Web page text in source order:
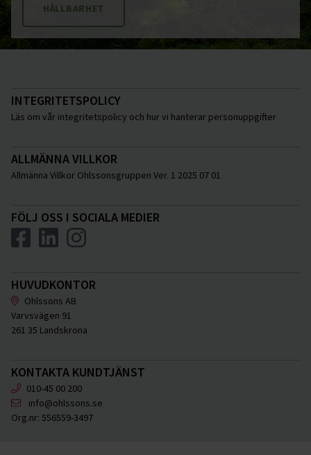
HÅLLBARHET
INTEGRITETSPOLICY
Läs om vår integritetspolicy och hur vi hanterar personuppgifter
ALLMÄNNA VILLKOR
Allmänna Villkor Ohlssonsgruppen Ver. 1 2025 07 01
FÖLJ OSS I SOCIALA MEDIER
HUVUDKONTOR
Ohlssons AB
Varvsvägen 91
261 35 Landskrona
KONTAKTA KUNDTJÄNST
010-45 00 200
info@ohlssons.se
Org.nr: 556559-3497